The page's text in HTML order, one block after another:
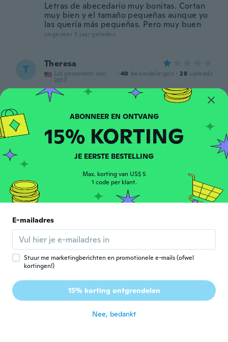
Letras de abecedario muy bonitas. Cortan
muy bien y el tamaño pequeñas aunque yo
las quería más pequeñas. Pero muy buen
ongeveer 5 jaar geleden
T Theresa
Lid geworden van
2017
· 40 beoordelingen · 28 uploads
Never got it! Yet another item you screwed
me out of!!!
直子
ほとんど綺麗に型が抜けましたがちよっと綺
麗に抜けないものもありました。
ongeveer 5 jaar geleden
M
ongeveer 5 jaar geleden
P Petra
2015
Nog niet gebruikt
ABONNEER EN ONTVANG
15% KORTING
JE EERSTE BESTELLING
Max. korting van US$ 5
1 code per klant.
E-mailadres
Stuur me marketingberichten en promotionele e-mails (ofwel
kortingen!)
15% korting ontgrendelen
Nee, bedankt